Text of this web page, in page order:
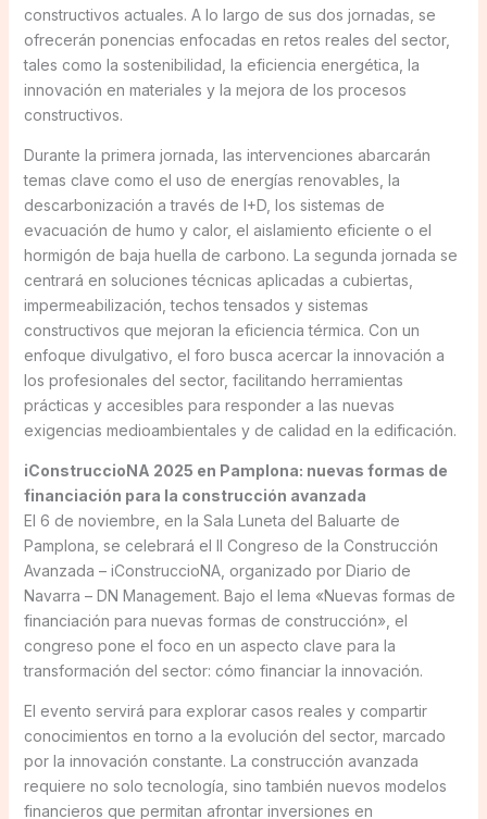
constructivos actuales. A lo largo de sus dos jornadas, se
ofrecerán ponencias enfocadas en retos reales del sector,
tales como la sostenibilidad, la eficiencia energética, la
innovación en materiales y la mejora de los procesos
constructivos.
Durante la primera jornada, las intervenciones abarcarán
temas clave como el uso de energías renovables, la
descarbonización a través de I+D, los sistemas de
evacuación de humo y calor, el aislamiento eficiente o el
hormigón de baja huella de carbono. La segunda jornada se
centrará en soluciones técnicas aplicadas a cubiertas,
impermeabilización, techos tensados y sistemas
constructivos que mejoran la eficiencia térmica. Con un
enfoque divulgativo, el foro busca acercar la innovación a
los profesionales del sector, facilitando herramientas
prácticas y accesibles para responder a las nuevas
exigencias medioambientales y de calidad en la edificación.
iConstruccioNA 2025 en Pamplona: nuevas formas de
financiación para la construcción avanzada
El 6 de noviembre, en la Sala Luneta del Baluarte de
Pamplona, se celebrará el II Congreso de la Construcción
Avanzada – iConstruccioNA, organizado por Diario de
Navarra – DN Management. Bajo el lema «Nuevas formas de
financiación para nuevas formas de construcción», el
congreso pone el foco en un aspecto clave para la
transformación del sector: cómo financiar la innovación.
El evento servirá para explorar casos reales y compartir
conocimientos en torno a la evolución del sector, marcado
por la innovación constante. La construcción avanzada
requiere no solo tecnología, sino también nuevos modelos
financieros que permitan afrontar inversiones en